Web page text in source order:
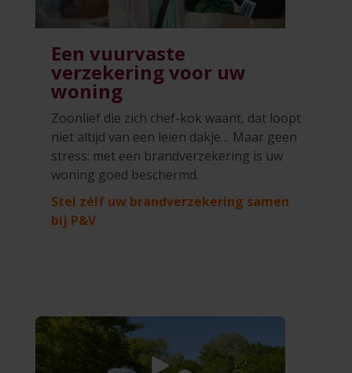
Een vuurvaste
verzekering voor uw
woning
Zoonlief die zich chef-kok waant, dat loopt
niet altijd van een leien dakje… Maar geen
stress: met een brandverzekering is uw
woning goed beschermd.
Stel zélf uw brandverzekering samen
bij P&V